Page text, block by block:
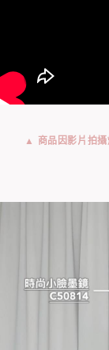
▲ 商品因影片拍攝